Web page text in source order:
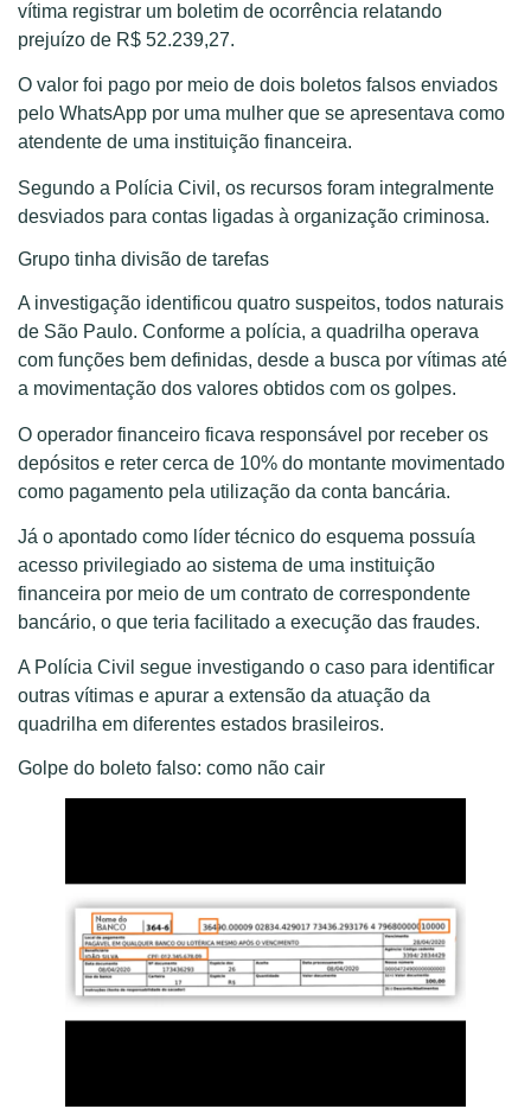
vítima registrar um boletim de ocorrência relatando
prejuízo de R$ 52.239,27.
O valor foi pago por meio de dois boletos falsos enviados
pelo WhatsApp por uma mulher que se apresentava como
atendente de uma instituição financeira.
Segundo a Polícia Civil, os recursos foram integralmente
desviados para contas ligadas à organização criminosa.
Grupo tinha divisão de tarefas
A investigação identificou quatro suspeitos, todos naturais
de São Paulo. Conforme a polícia, a quadrilha operava
com funções bem definidas, desde a busca por vítimas até
a movimentação dos valores obtidos com os golpes.
O operador financeiro ficava responsável por receber os
depósitos e reter cerca de 10% do montante movimentado
como pagamento pela utilização da conta bancária.
Já o apontado como líder técnico do esquema possuía
acesso privilegiado ao sistema de uma instituição
financeira por meio de um contrato de correspondente
bancário, o que teria facilitado a execução das fraudes.
A Polícia Civil segue investigando o caso para identificar
outras vítimas e apurar a extensão da atuação da
quadrilha em diferentes estados brasileiros.
Golpe do boleto falso: como não cair